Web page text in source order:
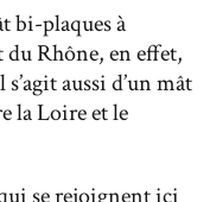
bi-plaques à
Rhône, en effet,
aussi d’un mât
la Loire et le